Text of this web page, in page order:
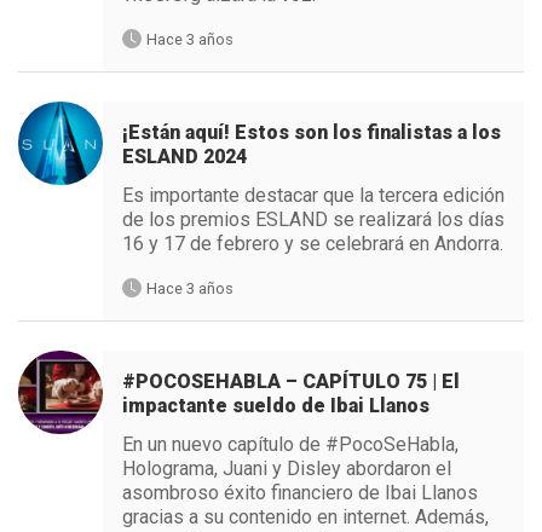
Hace 3 años
¡Están aquí! Estos son los finalistas a los
ESLAND 2024
Es importante destacar que la tercera edición
de los premios ESLAND se realizará los días
16 y 17 de febrero y se celebrará en Andorra.
Hace 3 años
#POCOSEHABLA – CAPÍTULO 75 | El
impactante sueldo de Ibai Llanos
En un nuevo capítulo de #PocoSeHabla,
Holograma, Juani y Disley abordaron el
asombroso éxito financiero de Ibai Llanos
gracias a su contenido en internet. Además,